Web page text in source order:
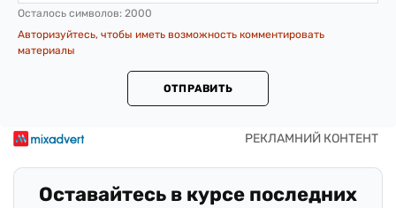
Осталось символов: 2000
Авторизуйтесь, чтобы иметь возможность комментировать
материалы
ОТПРАВИТЬ
Оставайтесь в курсе последних